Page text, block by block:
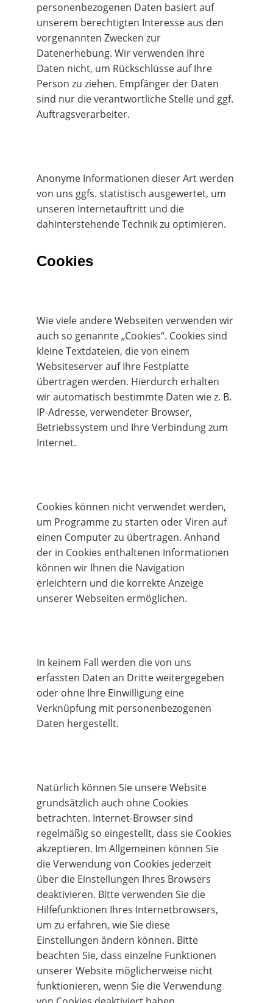
personenbezogenen Daten basiert auf
unserem berechtigten Interesse aus den
vorgenannten Zwecken zur
Datenerhebung. Wir verwenden Ihre
Daten nicht, um Rückschlüsse auf Ihre
Person zu ziehen. Empfänger der Daten
sind nur die verantwortliche Stelle und ggf.
Auftragsverarbeiter.
Anonyme Informationen dieser Art werden
von uns ggfs. statistisch ausgewertet, um
unseren Internetauftritt und die
dahinterstehende Technik zu optimieren.
Cookies
Wie viele andere Webseiten verwenden wir
auch so genannte „Cookies“. Cookies sind
kleine Textdateien, die von einem
Websiteserver auf Ihre Festplatte
übertragen werden. Hierdurch erhalten
wir automatisch bestimmte Daten wie z. B.
IP-Adresse, verwendeter Browser,
Betriebssystem und Ihre Verbindung zum
Internet.
Cookies können nicht verwendet werden,
um Programme zu starten oder Viren auf
einen Computer zu übertragen. Anhand
der in Cookies enthaltenen Informationen
können wir Ihnen die Navigation
erleichtern und die korrekte Anzeige
unserer Webseiten ermöglichen.
In keinem Fall werden die von uns
erfassten Daten an Dritte weitergegeben
oder ohne Ihre Einwilligung eine
Verknüpfung mit personenbezogenen
Daten hergestellt.
Natürlich können Sie unsere Website
grundsätzlich auch ohne Cookies
betrachten. Internet-Browser sind
regelmäßig so eingestellt, dass sie Cookies
akzeptieren. Im Allgemeinen können Sie
die Verwendung von Cookies jederzeit
über die Einstellungen Ihres Browsers
deaktivieren. Bitte verwenden Sie die
Hilfefunktionen Ihres Internetbrowsers,
um zu erfahren, wie Sie diese
Einstellungen ändern können. Bitte
beachten Sie, dass einzelne Funktionen
unserer Website möglicherweise nicht
funktionieren, wenn Sie die Verwendung